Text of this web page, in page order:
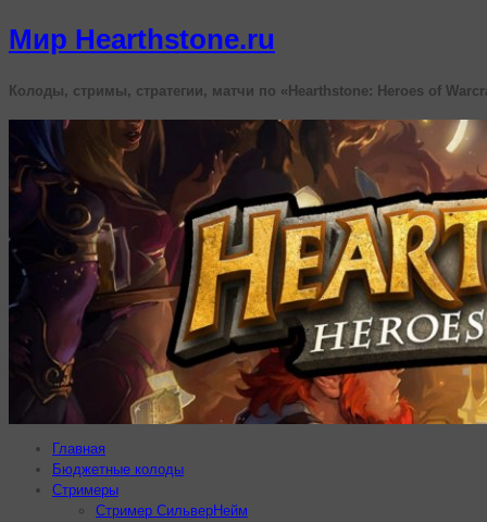
Мир Hearthstone.ru
Колоды, стримы, стратегии, матчи по «Hearthstone: Heroes of
Главная
Бюджетные колоды
Стримеры
Стример СильверНейм